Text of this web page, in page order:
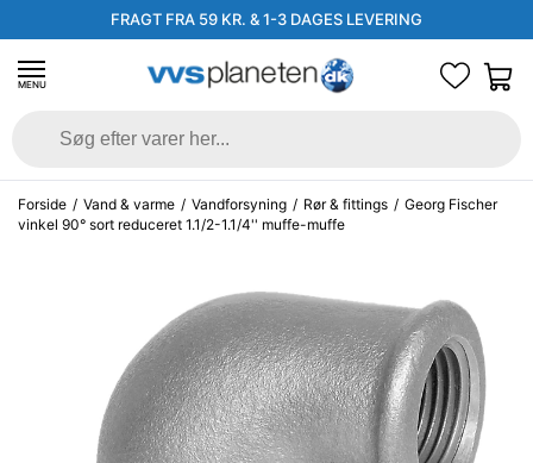
FRAGT FRA 59 KR. & 1-3 DAGES LEVERING
MENU
Forside / Vand & varme / Vandforsyning / Rør & fittings / Georg Fischer
vinkel 90° sort reduceret 1.1/2-1.1/4'' muffe-muffe